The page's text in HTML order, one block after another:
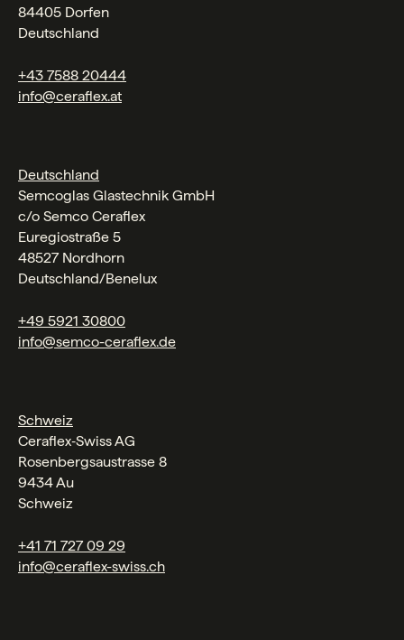
84405 Dorfen
Deutschland
+43 7588 20444
info@ceraflex.at
Deutschland
Semcoglas Glastechnik GmbH
c/o Semco Ceraflex
Euregiostraße 5
48527 Nordhorn
Deutschland/Benelux
+49 5921 30800
info@semco-ceraflex.de
Schweiz
Ceraflex‑Swiss AG
Rosenbergsaustrasse 8
9434 Au
Schweiz
+41 71 727 09 29
info@ceraflex-swiss.ch